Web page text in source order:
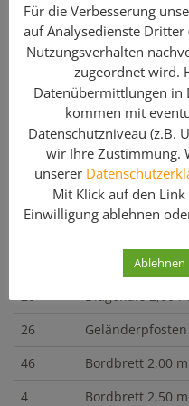
Enthaltene
Menge
104
Vertikalrahmen
92
Alubelagtafel
Alu-
Rückengeländer
Seitengeländer 70
20
Diagonale 2,00 m
26
46
Bordbrett 2,00 m
4
Bordbrett 2,50 m
Für die Verbesserung
auf Analysedienste
Nutzungsverhalten
zugeordnet wird.
Datenübermittlungen in
kommen mit
Datenschutzniveau (z.B.
wir Ihre Zustimmung.
unserer
Mit Klick auf den Link
Einwilligung ablehnen
Ablehnen